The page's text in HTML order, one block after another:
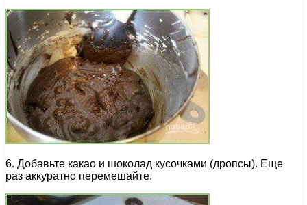
6. Добавьте какао и шоколад кусочками (дропсы). Еще
раз аккуратно перемешайте.